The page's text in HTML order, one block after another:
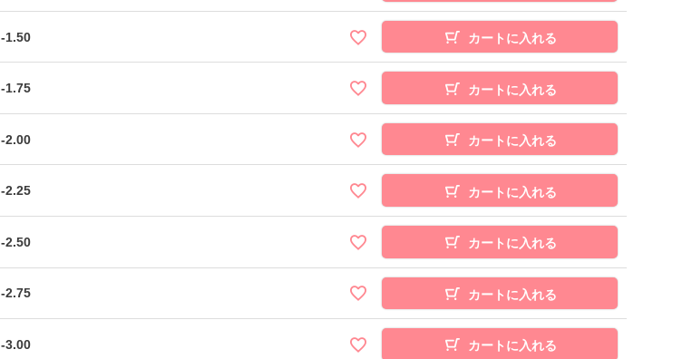
-1.50 カートに入れる
-1.75 カートに入れる
-2.00 カートに入れる
-2.25 カートに入れる
-2.50 カートに入れる
-2.75 カートに入れる
-3.00 カートに入れる